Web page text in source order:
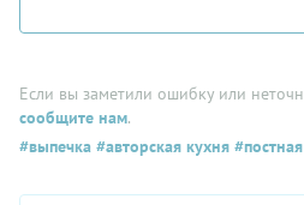
Если вы заметили ошибку или
сообщите нам.
#выпечка #авторская кухня